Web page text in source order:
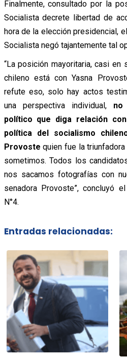
Finalmente, consultado por la
Socialista decrete libertad de
hora de la elección presidencial,
Socialista negó tajantemente tal
“La posición mayoritaria, casi
chileno está con Yasna
refute eso, solo hay actos
una perspectiva individual, no
político que diga relación
política del socialismo
Provoste quien fue la
sometimos. Todos los
nos sacamos fotografías con
senadora Provoste”, concluyó
N°4.
Entradas relacionadas: